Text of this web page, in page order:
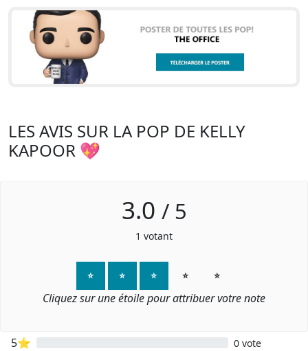
LES AVIS SUR LA POP DE KELLY
KAPOOR 💖
3.0 / 5
1 votant
⭐ ⭐ ⭐ ⭐ ⭐
Cliquez sur une étoile pour attribuer votre note
5⭐ 0 vote